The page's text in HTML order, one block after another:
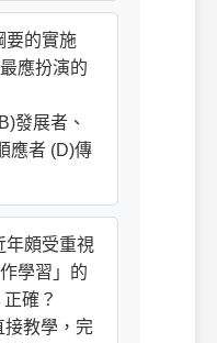
要的實施
應扮演的
發展者、
應者 (D)傳
年頗受重視
學習」的
確？
接教學，完